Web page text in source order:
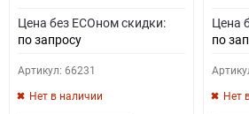
Цена без ECOном скидки:
по запросу
Артикул: 66231
Нет в наличии
Цена
по
Нет